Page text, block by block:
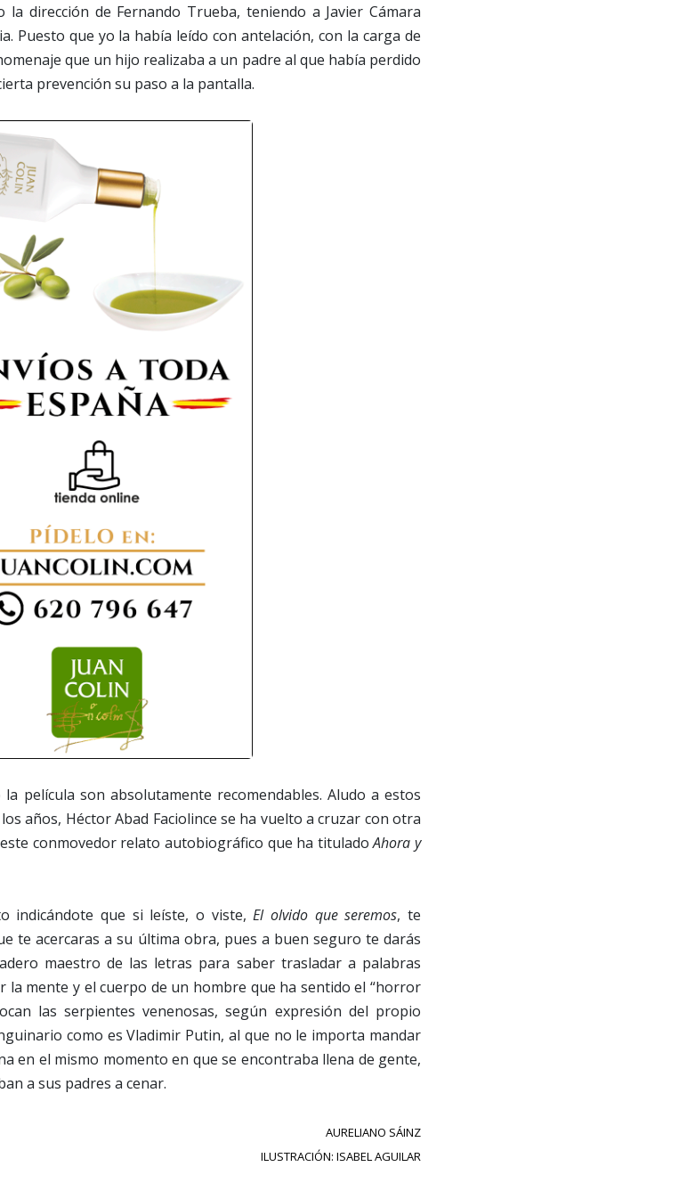
dirección de Fernando Trueba, teniendo a Javier Cámara
Puesto que yo la había leído con antelación, con la carga de
que un hijo realizaba a un padre al que había perdido
prevención su paso a la pantalla.
película son absolutamente recomendables. Aludo a estos
años, Héctor Abad Faciolince se ha vuelto a cruzar con otra
conmovedor relato autobiográfico que ha tituladoAhora y
indicándote que si leíste, o viste,El olvido que seremos, te
te acercaras a su última obra, pues a buen seguro te darás
maestro de las letras para saber trasladar a palabras
la mente y el cuerpo de un hombre que ha sentido el “horror
las serpientes venenosas, según expresión del propio
como es Vladimir Putin, al que no le importa mandar
en el mismo momento en que se encontraba llena de gente,
a sus padres a cenar.
AURELIANO SÁINZ
ILUSTRACIÓN: ISABEL AGUILAR